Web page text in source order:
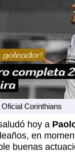
Corinthians
hoy a
en
buenas